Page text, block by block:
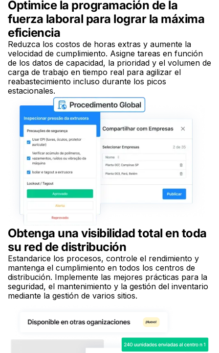
Optimice la programación de la
fuerza laboral para lograr la máxima
eficiencia
Reduzca los costos de horas extras y aumente la
velocidad de cumplimiento. Asigne tareas en función
de los datos de capacidad, la prioridad y el volumen de
carga de trabajo en tiempo real para agilizar el
reabastecimiento incluso durante los picos
estacionales.
Obtenga una visibilidad total en toda
su red de distribución
Estandarice los procesos, controle el rendimiento y
mantenga el cumplimiento en todos los centros de
distribución. Implemente las mejores prácticas para la
seguridad, el mantenimiento y la gestión del inventario
mediante la gestión de varios sitios.